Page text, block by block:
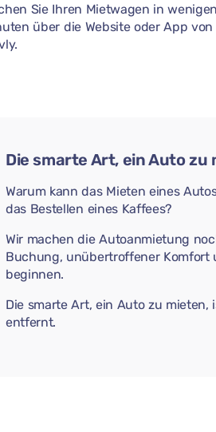
Sie Ihren Mietwagen in wenigen
über die Website oder App von
Die smarte Art, ein Auto zu
Warum kann das Mieten eines
das Bestellen eines Kaffees?
Wir machen die Autoanmietung
Buchung, unübertroffener Komfort
beginnen.
Die smarte Art, ein Auto zu
entfernt.